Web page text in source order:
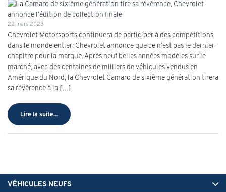
22 mars 2023
Chevrolet Motorsports continuera de participer à des compétitions
dans le monde entier; Chevrolet annonce que ce n’est pas le dernier
chapitre pour la marque. Après neuf belles années modèles sur le
marché, avec des centaines de milliers de véhicules vendus en
Amérique du Nord, la Chevrolet Camaro de sixième génération tirera
sa révérence à la […]
Lire la suite...
VÉHICULES NEUFS